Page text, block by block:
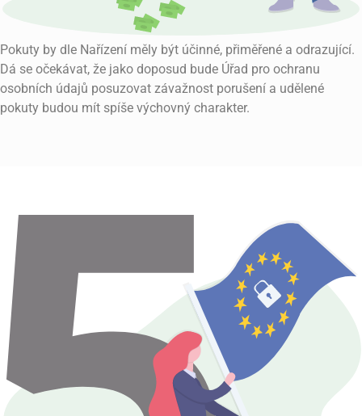
Pokuty by dle Nařízení měly být účinné, přiměřené a odrazující.
Dá se očekávat, že jako doposud bude Úřad pro ochranu
osobních údajů posuzovat závažnost porušení a udělené
pokuty budou mít spíše výchovný charakter.